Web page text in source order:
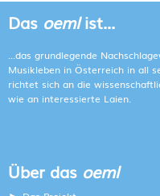
Das oemlist...
...das grundlegende
Musikleben in Österreich in all
richtet sich an die
wie an interessierte Laien.
Über das oeml